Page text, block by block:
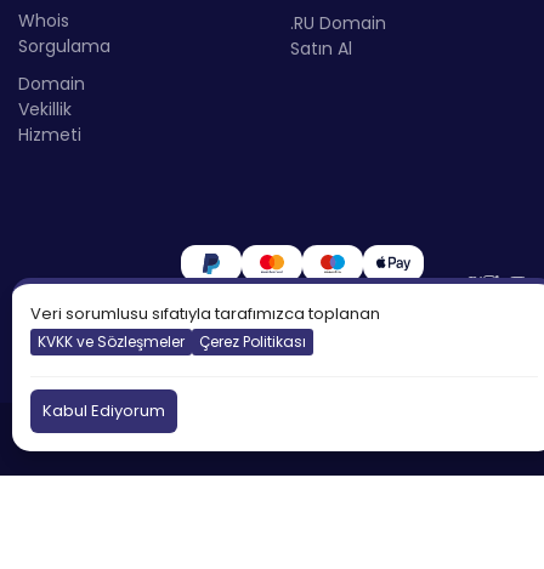
Whois
Sorgulama
Domain
Vekillik
Hizmeti
.RU Domain
Satın Al
©2026Atakdomain
Veri sorumlusu sıfatıyla tarafımızca toplanan
KVKK ve Sözleşmeler Çerez Politikası
Kabul Ediyorum